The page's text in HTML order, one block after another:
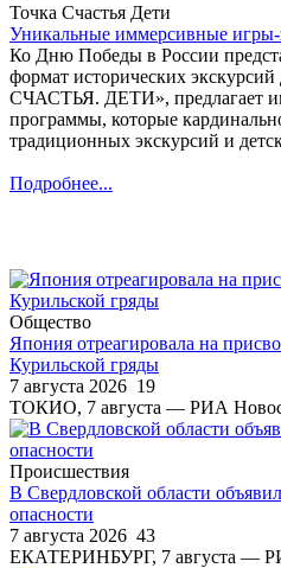
Точка Счастья Дети
Уникальные иммерсивные игры-
Ко Дню Победы в России
формат исторических
СЧАСТЬЯ. ДЕТИ», предлагает
программы, которые
традиционных экскурсий и
Подробнее...
Общество
Япония отреагировала на
Курильской гряды
7 августа 2026 19
ТОКИО, 7 августа — РИА
Происшествия
В Свердловской области
опасности
7 августа 2026 43
ЕКАТЕРИНБУРГ, 7 августа —